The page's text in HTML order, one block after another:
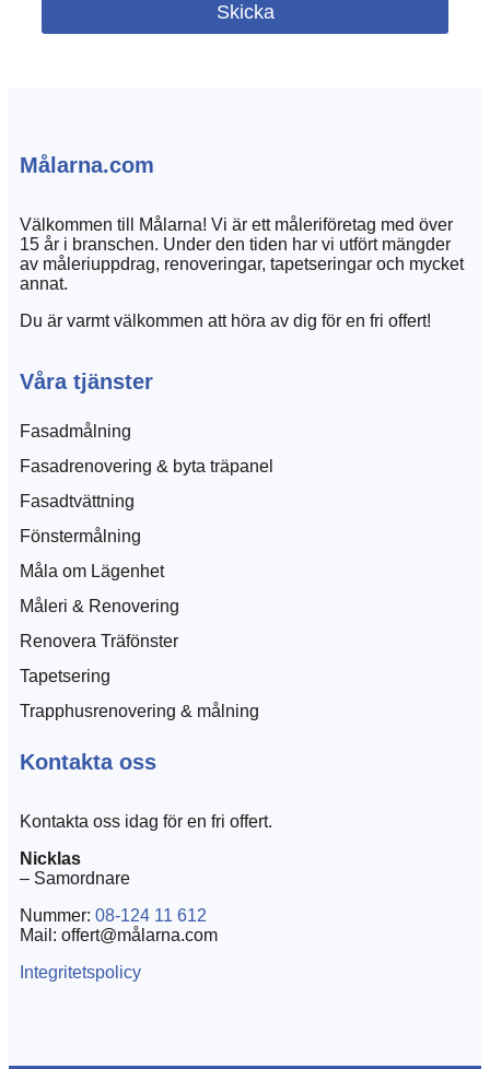
Skicka
Målarna.com
Välkommen till Målarna! Vi är ett måleriföretag med över
15 år i branschen. Under den tiden har vi utfört mängder
av måleriuppdrag, renoveringar, tapetseringar och mycket
annat.
Du är varmt välkommen att höra av dig för en fri offert!
Våra tjänster
Fasadmålning
Fasadrenovering & byta träpanel
Fasadtvättning
Fönstermålning
Måla om Lägenhet
Måleri & Renovering
Renovera Träfönster
Tapetsering
Trapphusrenovering & målning
Kontakta oss
Kontakta oss idag för en fri offert.
Nicklas
– Samordnare
Nummer: 08-124 11 612
Mail: offert@målarna.com
Integritetspolicy